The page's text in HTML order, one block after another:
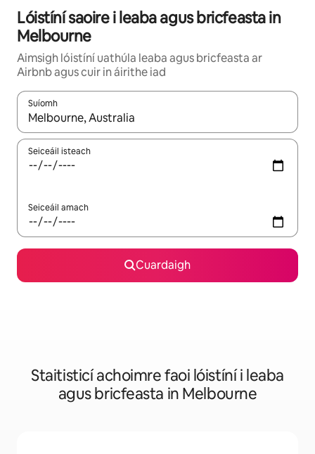
Lóistíní saoire i leaba agus bricfeasta in
Melbourne
Aimsigh lóistíní uathúla leaba agus bricfeasta ar
Airbnb agus cuir in áirithe iad
Suíomh
Nuair a bheidh torthaí ar fáil, déan nascleanúint le
Seiceáil isteach
Seiceáil amach
Cuardaigh
Staitisticí achoimre faoi lóistíní i leaba
agus bricfeasta in Melbourne